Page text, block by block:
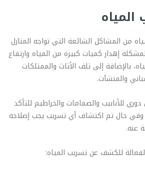
من المشاكل الشائعة التي تواجه المنازل
إهدار كميات كبيرة من المياه وارتفاع
بالإضافة إلى تلف الأثاث والممتلكات
والمنشآت.
للأنابيب والصمامات والخراطيم للتأكد
حال تم اكتشاف أي تسريب يجب إصلاحه
عنه.
للكشف عن تسريب المياه: